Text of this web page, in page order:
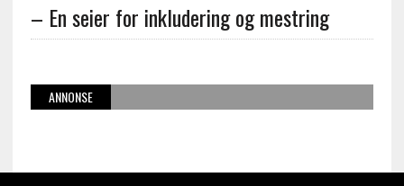
– En seier for inkludering og mestring
ANNONSE